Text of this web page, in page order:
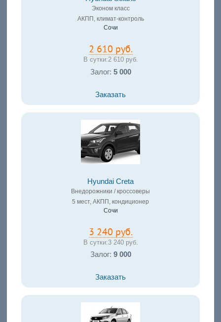
Эконом класс
АКПП, климат-контроль
Сочи
2 610 руб.
В сутки:2 610 руб.
Залог: 5 000
Заказать
Hyundai Creta
Внедорожники / кроссоверы
5 мест, АКПП, кондиционер
Сочи
3 240 руб.
В сутки:3 240 руб.
Залог: 9 000
Заказать